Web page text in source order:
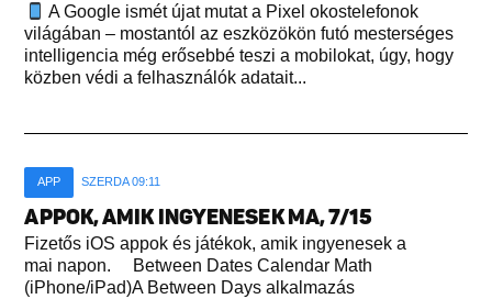
A Google ismét újat mutat a Pixel okostelefonok
világában – mostantól az eszközökön futó mesterséges
intelligencia még erősebbé teszi a mobilokat, úgy, hogy
közben védi a felhasználók adatait...
APP SZERDA 09:11
APPOK, AMIK INGYENESEK MA, 7/15
Fizetős iOS appok és játékok, amik ingyenesek a
mai napon. Between Dates Calendar Math
(iPhone/iPad)A Between Days alkalmazás